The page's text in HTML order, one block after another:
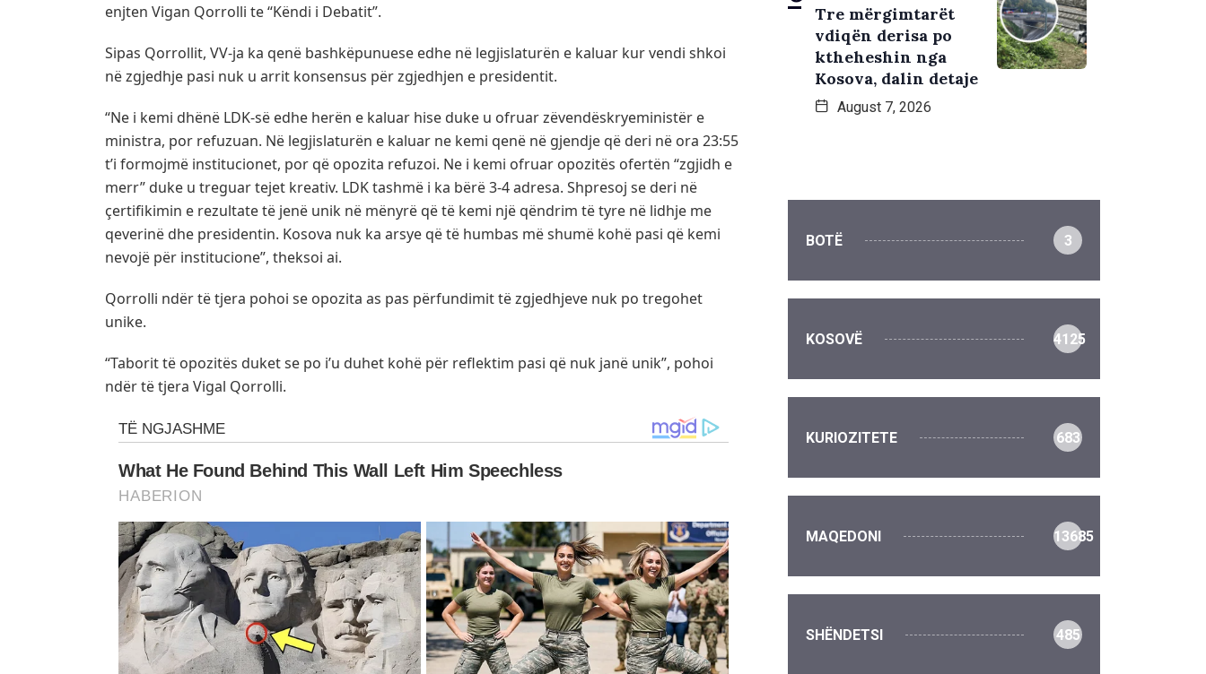
enjten Vigan Qorrolli te “Këndi i Debatit”.
Sipas Qorrollit, VV-ja ka qenë bashkëpunuese edhe në legjislaturën e kaluar kur vendi shkoi
në zgjedhje pasi nuk u arrit konsensus për zgjedhjen e presidentit.
“Ne i kemi dhënë LDK-së edhe herën e kaluar hise duke u ofruar zëvendëskryeministër e
ministra, por refuzuan. Në legjislaturën e kaluar ne kemi qenë në gjendje që deri në ora 23:55
t’i formojmë institucionet, por që opozita refuzoi. Ne i kemi ofruar opozitës ofertën “zgjidh e
merr” duke u treguar tejet kreativ. LDK tashmë i ka bërë 3-4 adresa. Shpresoj se deri në
çertifikimin e rezultate të jenë unik në mënyrë që të kemi një qëndrim të tyre në lidhje me
qeverinë dhe presidentin. Kosova nuk ka arsye që të humbas më shumë kohë pasi që kemi
nevojë për institucione”, theksoi ai.
Qorrolli ndër të tjera pohoi se opozita as pas përfundimit të zgjedhjeve nuk po tregohet
unike.
“Taborit të opozitës duket se po i’u duhet kohë për reflektim pasi që nuk janë unik”, pohoi
ndër të tjera Vigal Qorrolli.
Tre mërgimtarët
vdiqën derisa po
ktheheshin nga
Kosova, dalin detaje
August 7, 2026
BOTË 3
KOSOVË 4125
KURIOZITETE 683
MAQEDONI 13685
SHËNDETSI 485